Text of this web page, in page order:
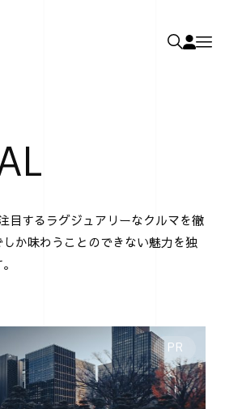
目するラグジュアリーなクルマを徹
か味わうことのできない魅力を独